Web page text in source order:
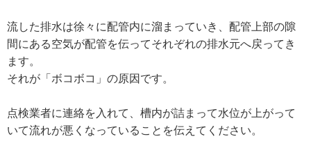
流した排水は徐々に配管内に溜まっていき、配管上部の隙
間にある空気が配管を伝ってそれぞれの排水元へ戻ってき
ます。
それが「ボコボコ」の原因です。
点検業者に連絡を入れて、槽内が詰まって水位が上がって
いて流れが悪くなっていることを伝えてください。